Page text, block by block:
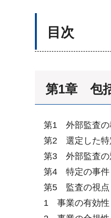
目次
第1章 包
第1 外部監査の
第2 選定した特
第3 外部監査の
第4 特定の事件
第5 監査の視点
1 事業の有効性